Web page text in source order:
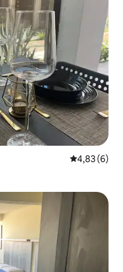
4,83 av 5 i
4,83 (6)